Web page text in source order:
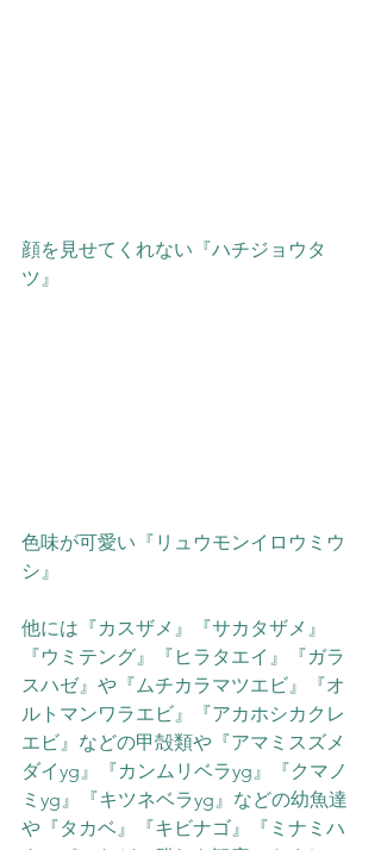
顔を見せてくれない『ハチジョウタ
ツ』
色味が可愛い『リュウモンイロウミウ
シ』
他には『カスザメ』『サカタザメ』
『ウミテング』『ヒラタエイ』『ガラ
スハゼ』や『ムチカラマツエビ』『オ
ルトマンワラエビ』『アカホシカクレ
エビ』などの甲殻類や『アマミスズメ
ダイyg』『カンムリベラyg』『クマノ
ミyg』『キツネベラyg』などの幼魚達
や『タカベ』『キビナゴ』『ミナミハ